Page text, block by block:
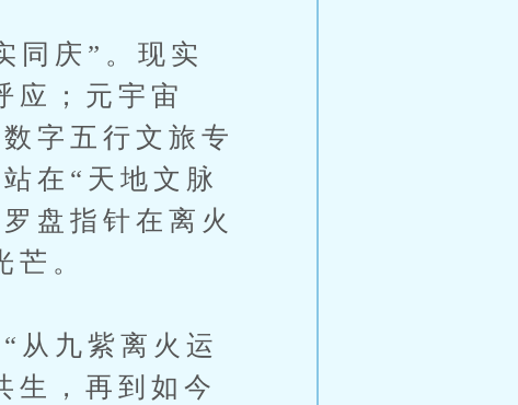
庆”。现实
应；元宇宙
字五行文旅专
在“天地文脉
盘指针在离火
。
九紫离火运
生，再到如今